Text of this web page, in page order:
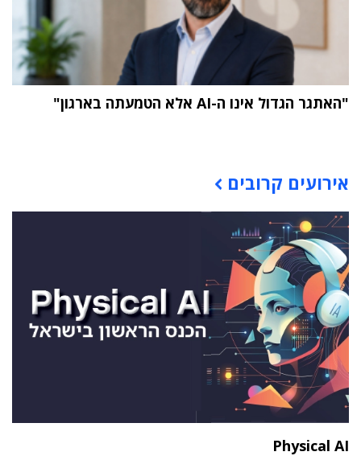
"האתגר הגדול אינו ה-AI אלא הטמעתה בארגון"
אירועים קרובים
Physical AI